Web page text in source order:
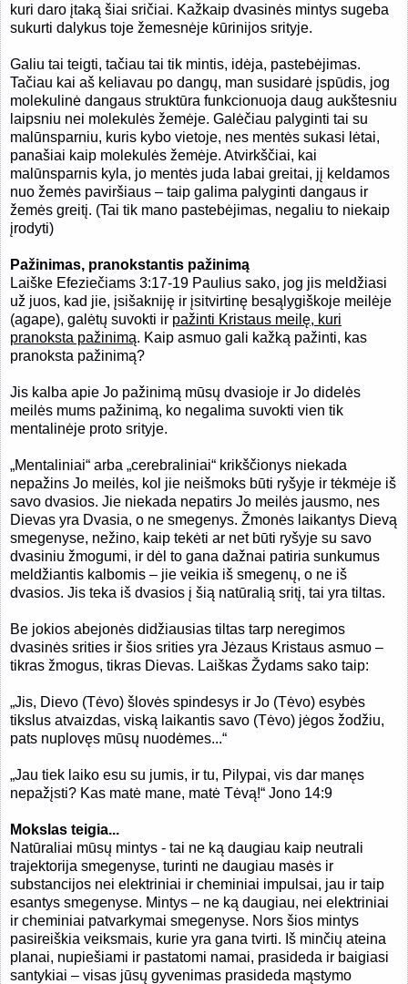
kuri daro įtaką šiai sričiai. Kažkaip dvasinės mintys sugeba
sukurti dalykus toje žemesnėje kūrinijos srityje.
Galiu tai teigti, tačiau tai tik mintis, idėja, pastebėjimas.
Tačiau kai aš keliavau po dangų, man susidarė įspūdis, jog
molekulinė dangaus struktūra funkcionuoja daug aukštesniu
laipsniu nei molekulės žemėje. Galėčiau palyginti tai su
malūnsparniu, kuris kybo vietoje, nes mentės sukasi lėtai,
panašiai kaip molekulės žemėje. Atvirkščiai, kai
malūnsparnis kyla, jo mentės juda labai greitai, jį keldamos
nuo žemės paviršiaus – taip galima palyginti dangaus ir
žemės greitį. (Tai tik mano pastebėjimas, negaliu to niekaip
įrodyti)
Pažinimas, pranokstantis pažinimą
Laiške Efeziečiams 3:17-19 Paulius sako, jog jis meldžiasi
už juos, kad jie, įsišakniję ir įsitvirtinę besąlygiškoje meilėje
(agape), galėtų suvokti ir pažinti Kristaus meilę, kuri
pranoksta pažinimą. Kaip asmuo gali kažką pažinti, kas
pranoksta pažinimą?
Jis kalba apie Jo pažinimą mūsų dvasioje ir Jo didelės
meilės mums pažinimą, ko negalima suvokti vien tik
mentalinėje proto srityje.
„Mentaliniai“ arba „cerebraliniai“ krikščionys niekada
nepažins Jo meilės, kol jie neišmoks būti ryšyje ir tėkmėje iš
savo dvasios. Jie niekada nepatirs Jo meilės jausmo, nes
Dievas yra Dvasia, o ne smegenys. Žmonės laikantys Dievą
smegenyse, nežino, kaip tekėti ar net būti ryšyje su savo
dvasiniu žmogumi, ir dėl to gana dažnai patiria sunkumus
meldžiantis kalbomis – jie veikia iš smegenų, o ne iš
dvasios. Jis teka iš dvasios į šią natūralią sritį, tai yra tiltas.
Be jokios abejonės didžiausias tiltas tarp neregimos
dvasinės srities ir šios srities yra Jėzaus Kristaus asmuo –
tikras žmogus, tikras Dievas. Laiškas Žydams sako taip:
„Jis, Dievo (Tėvo) šlovės spindesys ir Jo (Tėvo) esybės
tikslus atvaizdas, viską laikantis savo (Tėvo) jėgos žodžiu,
pats nuplovęs mūsų nuodėmes...“
„Jau tiek laiko esu su jumis, ir tu, Pilypai, vis dar manęs
nepažįsti? Kas matė mane, matė Tėvą!“ Jono 14:9
Mokslas teigia...
Natūraliai mūsų mintys - tai ne ką daugiau kaip neutrali
trajektorija smegenyse, turinti ne daugiau masės ir
substancijos nei elektriniai ir cheminiai impulsai, jau ir taip
esantys smegenyse. Mintys – ne ką daugiau, nei elektriniai
ir cheminiai patvarkymai smegenyse. Nors šios mintys
pasireiškia veiksmais, kurie yra gana tvirti. Iš minčių ateina
planai, nupiešiami ir pastatomi namai, prasideda ir baigiasi
santykiai – visas jūsų gyvenimas prasideda mąstymo